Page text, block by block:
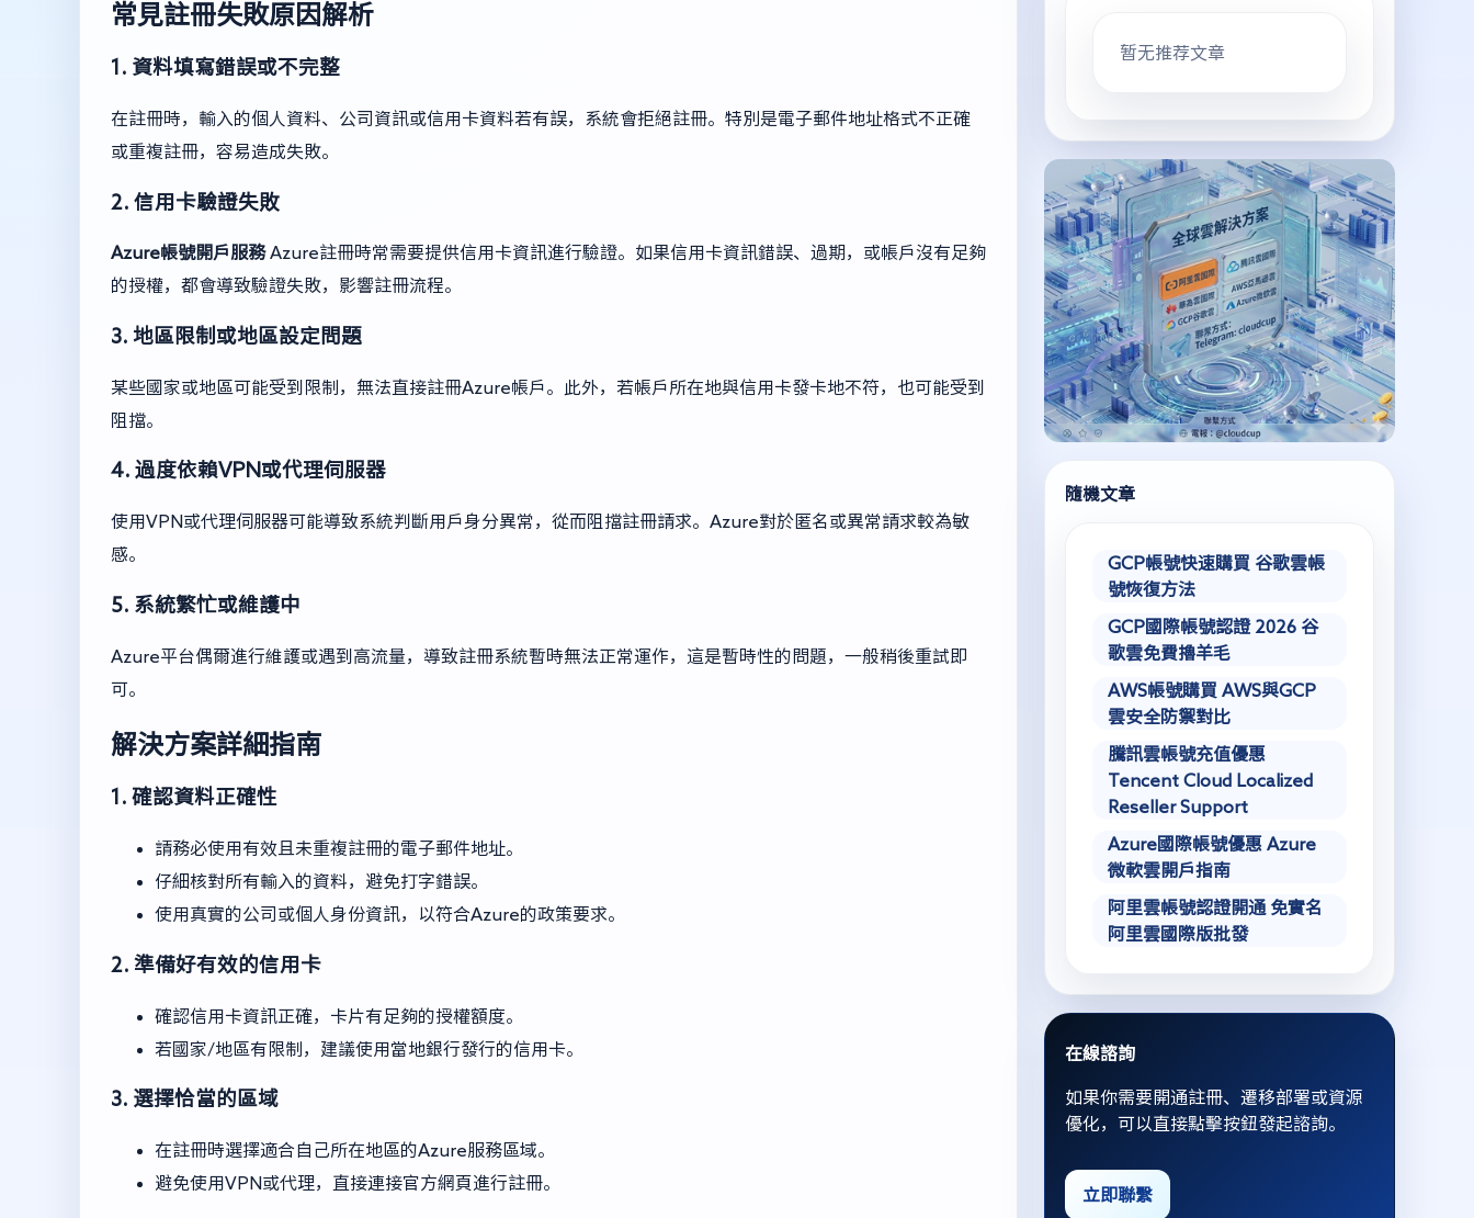
常見註冊失敗原因解析
1. 資料填寫錯誤或不完整
在註冊時，輸入的個人資料、公司資訊或信用卡資料若有誤，系統會拒絕註冊。特別是電子郵件地址格式不正確
或重複註冊，容易造成失敗。
2. 信用卡驗證失敗
Azure帳號開戶服務Azure註冊時常需要提供信用卡資訊進行驗證。如果信用卡資訊錯誤、過期，或帳戶沒有足夠
的授權，都會導致驗證失敗，影響註冊流程。
3. 地區限制或地區設定問題
某些國家或地區可能受到限制，無法直接註冊Azure帳戶。此外，若帳戶所在地與信用卡發卡地不符，也可能受到
阻擋。
4. 過度依賴VPN或代理伺服器
使用VPN或代理伺服器可能導致系統判斷用戶身分異常，從而阻擋註冊請求。Azure對於匿名或異常請求較為敏
感。
5. 系統繁忙或維護中
Azure平台偶爾進行維護或遇到高流量，導致註冊系統暫時無法正常運作，這是暫時性的問題，一般稍後重試即
可。
解決方案詳細指南
1. 確認資料正確性
請務必使用有效且未重複註冊的電子郵件地址。
仔細核對所有輸入的資料，避免打字錯誤。
使用真實的公司或個人身份資訊，以符合Azure的政策要求。
2. 準備好有效的信用卡
確認信用卡資訊正確，卡片有足夠的授權額度。
若國家/地區有限制，建議使用當地銀行發行的信用卡。
3. 選擇恰當的區域
在註冊時選擇適合自己所在地區的Azure服務區域。
避免使用VPN或代理，直接連接官方網頁進行註冊。
暂无推荐文章
隨機文章
GCP帳號快速購買 谷歌雲帳
號恢復方法
GCP國際帳號認證 2026 谷
歌雲免費擼羊毛
AWS帳號購買 AWS與GCP
雲安全防禦對比
騰訊雲帳號充值優惠
Tencent Cloud Localized
Reseller Support
Azure國際帳號優惠 Azure
微軟雲開戶指南
阿里雲帳號認證開通 免實名
阿里雲國際版批發
在線諮詢
如果你需要開通註冊、遷移部署或資源
優化，可以直接點擊按鈕發起諮詢。
立即聯繫